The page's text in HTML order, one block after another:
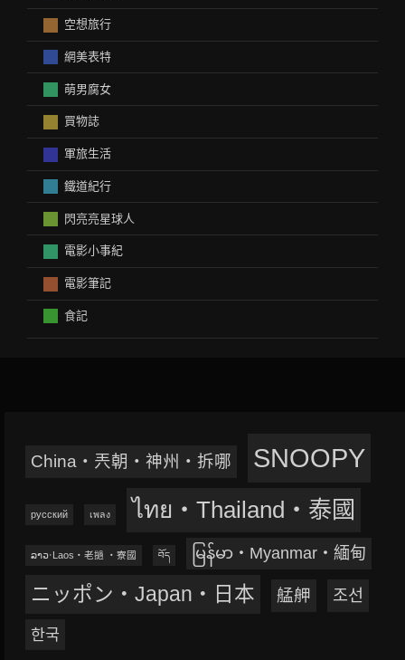
空想旅行
網美表特
萌男腐女
買物誌
軍旅生活
鐵道紀行
閃亮亮星球人
電影小事紀
電影筆記
食記
China‧兲朝‧神州‧拆哪 SNOOPY
русский เพลง ไทย‧Thailand‧泰國
ລາວ‧Laos‧老撾 ‧寮國 བོད မြန်မာ‧Myanmar‧緬甸
ニッポン‧Japan‧日本 艋舺 조선
한국